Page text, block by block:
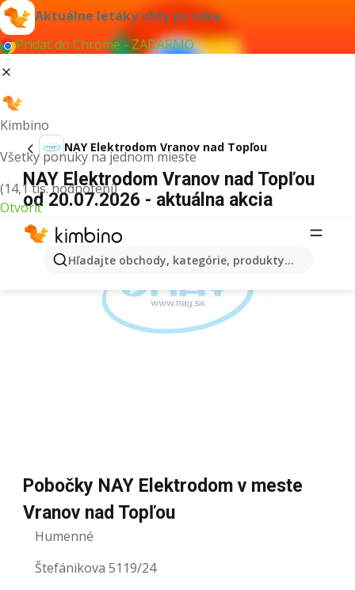
Aktuálne letáky vždy po ruke
Pridať do Chrome - ZADARMO
Kimbino
Všetky ponuky na jednom mieste
(14,1 tis. hodnotení)
Otvoriť
Hľadajte obchody, kategórie, produkty...
NAY Elektrodom Vranov nad Topľou
NAY Elektrodom Vranov nad Topľou
od 20.07.2026 - aktuálna akcia
Pobočky NAY Elektrodom v meste
Vranov nad Topľou
Humenné
Štefánikova 5119/24